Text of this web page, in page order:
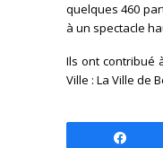
quelques 460
à un spectacle
Ils ont contribué
Ville : La Ville de